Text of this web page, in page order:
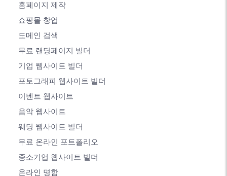
홈페이지 제작
쇼핑몰 창업
도메인 검색
무료 랜딩페이지 빌더
기업 웹사이트 빌더
포토그래피 웹사이트 빌더
이벤트 웹사이트
음악 웹사이트
웨딩 웹사이트 빌더
무료 온라인 포트폴리오
중소기업 웹사이트 빌더
온라인 명함